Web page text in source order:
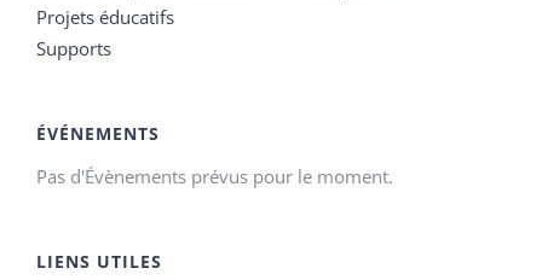
Projets éducatifs
Supports
ÉVÉNEMENTS
Pas d'Évènements prévus pour le moment.
LIENS UTILES